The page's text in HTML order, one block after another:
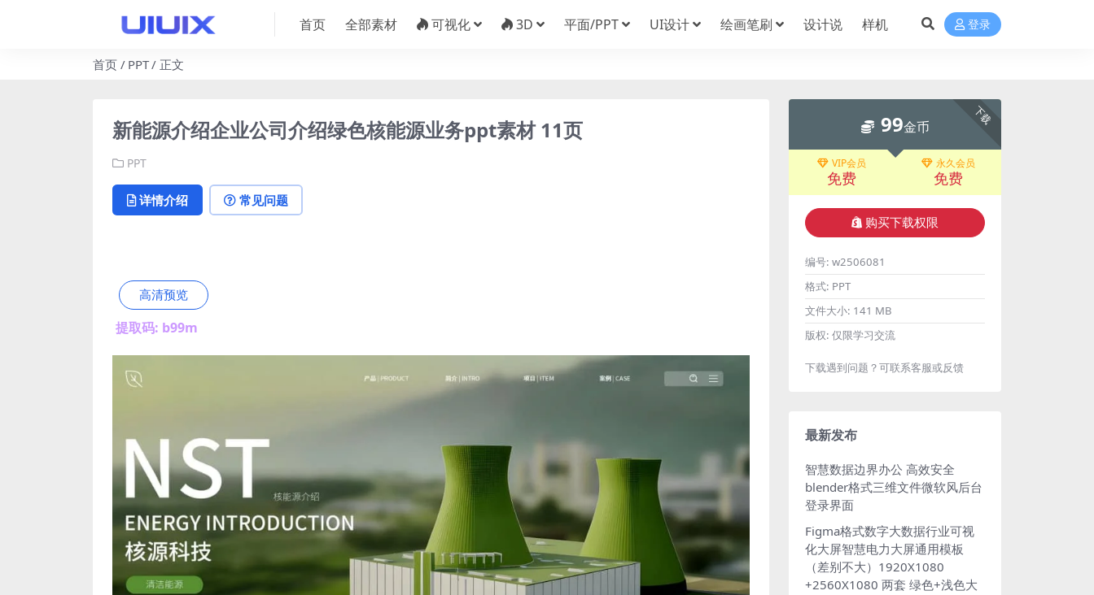
首页 全部素材 可视化 3D 平面/PPT UI设计 绘画笔刷 设计说 样机 登录
首页 PPT 正文
新能源介绍企业公司介绍绿色核能源业务ppt素材 11页
PPT
详情介绍 常见问题
高清预览
提取码: b99m
下载
99金币
VIP会员
免费
永久会员
免费
购买下载权限
编号: w2506081
格式: PPT
文件大小: 141 MB
版权: 仅限学习交流
下载遇到问题？可联系客服或反馈
最新发布
智慧数据边界办公 高效安全
blender格式三维文件微软风后台
登录界面
Figma格式数字大数据行业可视
化大屏智慧电力大屏通用模板
（差别不大）1920X1080
+2560X1080 两套 绿色+浅色大